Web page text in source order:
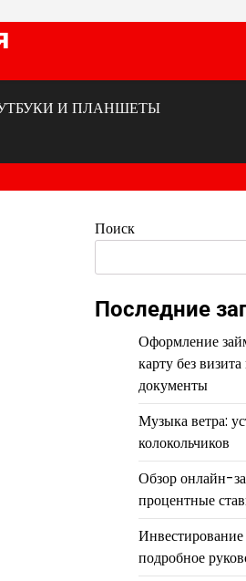
И ПЛАНШЕТЫ
Поиск
Последние
Оформление
карту без
документы
Музыка ветра:
колокольчиков
Обзор онлайн-
процентные
подробное